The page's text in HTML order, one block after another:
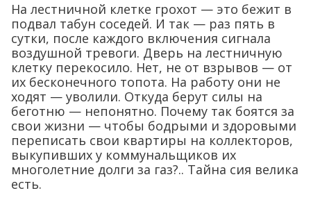
На лестничной клетке грохот — это бежит в
подвал табун соседей. И так — раз пять в
сутки, после каждого включения сигнала
воздушной тревоги. Дверь на лестничную
клетку перекосило. Нет, не от взрывов — от
их бесконечного топота. На работу они не
ходят — уволили. Откуда берут силы на
беготню — непонятно. Почему так боятся за
свои жизни — чтобы бодрыми и здоровыми
переписать свои квартиры на коллекторов,
выкупивших у коммунальщиков их
многолетние долги за газ?.. Тайна сия велика
есть.